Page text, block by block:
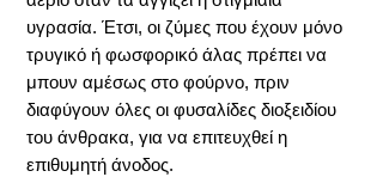
υγρασία. Έτσι, οι ζύμες που έχουν μόνο
τρυγικό ή φωσφορικό άλας πρέπει να
μπουν αμέσως στο φούρνο, πριν
διαφύγουν όλες οι φυσαλίδες διοξειδίου
του άνθρακα, για να επιτευχθεί η
επιθυμητή άνοδος.